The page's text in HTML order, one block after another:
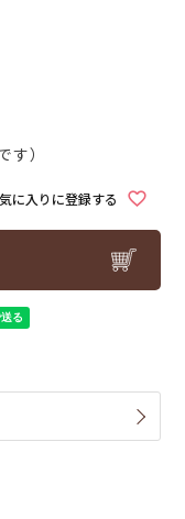
）
に入りに登録する